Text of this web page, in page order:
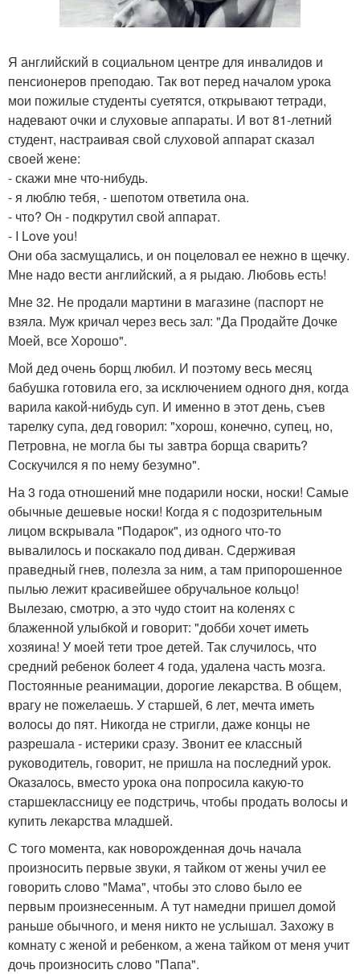
Я английский в социальном центре для инвалидов и
пенсионеров преподаю. Так вот перед началом урока
мои пожилые студенты суетятся, открывают тетради,
надевают очки и слуховые аппараты. И вот 81-летний
студент, настраивая свой слуховой аппарат сказал
своей жене:
- скажи мне что-нибудь.
- я люблю тебя, - шепотом ответила она.
- что? Он - подкрутил свой аппарат.
- I Love you!
Они оба засмущались, и он поцеловал ее нежно в щечку.
Мне надо вести английский, а я рыдаю. Любовь есть!
Мне 32. Не продали мартини в магазине (паспорт не
взяла. Муж кричал через весь зал: "Да Продайте Дочке
Моей, все Хорошо".
Мой дед очень борщ любил. И поэтому весь месяц
бабушка готовила его, за исключением одного дня, когда
варила какой-нибудь суп. И именно в этот день, съев
тарелку супа, дед говорил: "хорош, конечно, супец, но,
Петровна, не могла бы ты завтра борща сварить?
Соскучился я по нему безумно".
На 3 года отношений мне подарили носки, носки! Самые
обычные дешевые носки! Когда я с подозрительным
лицом вскрывала "Подарок", из одного что-то
вывалилось и поскакало под диван. Сдерживая
праведный гнев, полезла за ним, а там припорошенное
пылью лежит красивейшее обручальное кольцо!
Вылезаю, смотрю, а это чудо стоит на коленях с
блаженной улыбкой и говорит: "добби хочет иметь
хозяина! У моей тети трое детей. Так случилось, что
средний ребенок болеет 4 года, удалена часть мозга.
Постоянные реанимации, дорогие лекарства. В общем,
врагу не пожелаешь. У старшей, 6 лет, мечта иметь
волосы до пят. Никогда не стригли, даже концы не
разрешала - истерики сразу. Звонит ее классный
руководитель, говорит, не пришла на последний урок.
Оказалось, вместо урока она попросила какую-то
старшеклассницу ее подстричь, чтобы продать волосы и
купить лекарства младшей.
С того момента, как новорожденная дочь начала
произносить первые звуки, я тайком от жены учил ее
говорить слово "Мама", чтобы это слово было ее
первым произнесенным. А тут намедни пришел домой
раньше обычного, и меня никто не услышал. Захожу в
комнату с женой и ребенком, а жена тайком от меня учит
дочь произносить слово "Папа".